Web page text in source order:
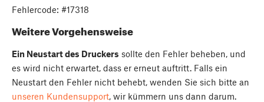
Fehlercode: #17318
Weitere Vorgehensweise
Ein Neustart des Druckers sollte den Fehler beheben, und
es wird nicht erwartet, dass er erneut auftritt. Falls ein
Neustart den Fehler nicht behebt, wenden Sie sich bitte an
unseren Kundensupport, wir kümmern uns dann darum.